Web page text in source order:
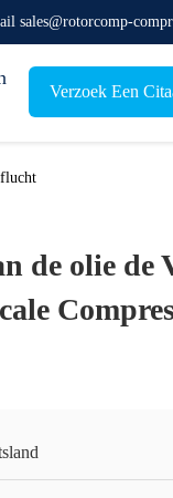
sales@rotorcomp-
Verzoek Een
de olie de